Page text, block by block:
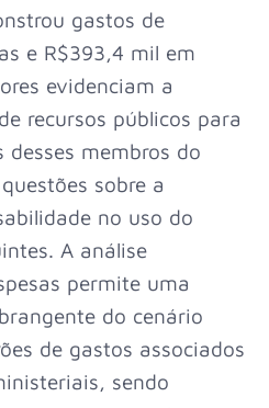
gastos de
e R$393,4 mil em
evidenciam a
recursos públicos para
membros do
sobre a
no uso do
A análise
permite uma
do cenário
de gastos associados
sendo